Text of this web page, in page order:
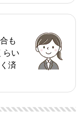
も
らい
済